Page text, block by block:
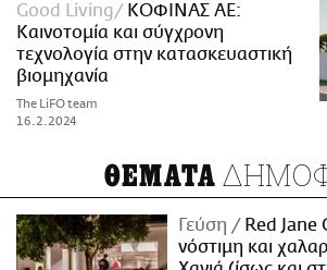
Good Living
ΚΟΦΙΝΑΣ ΑΕ:
Καινοτομία και σύγχρονη
τεχνολογία στην κατασκευαστική
βιομηχανία
The LiFO team
16.2.2024
ΘΕΜΑΤΑ
Γεύση
Red Jane
νόστιμη και